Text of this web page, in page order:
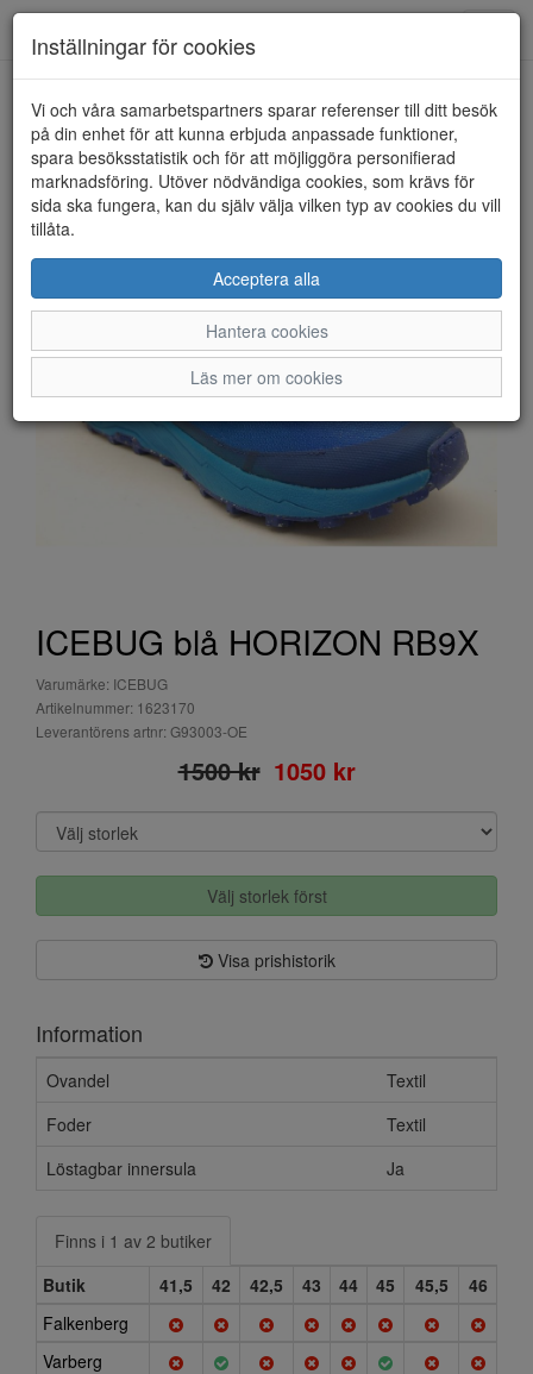
HEM ICEBUG
ICEBUG blå HORIZON RB9X
Varumärke: ICEBUG
Artikelnummer: 1623170
Leverantörens artnr: G93003-OE
1500 kr 1050 kr
Välj storlek först
Visa prishistorik
Information
Ovandel
Textil
Foder
Textil
Löstagbar innersula
Ja
Finns i 1 av 2 butiker
Butik
41,5 42 42,5 43 44 45 45,5
46
Falkenberg
Varberg
Inställningar för cookies
Vi och våra samarbetspartners sparar referenser till ditt besök
på din enhet för att kunna erbjuda anpassade funktioner,
spara besöksstatistik och för att möjliggöra personifierad
marknadsföring. Utöver nödvändiga cookies, som krävs för
sida ska fungera, kan du själv välja vilken typ av cookies du vill
tillåta.
Acceptera alla
Hantera cookies
Läs mer om cookies